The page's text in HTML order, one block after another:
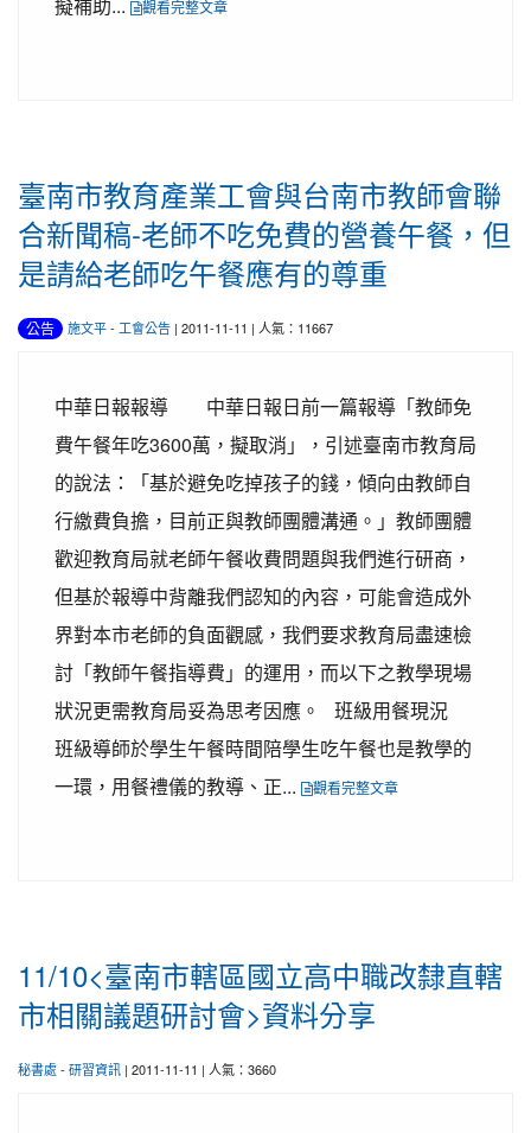
觀看完整文章
臺南市教育產業工會與台南市教師會聯
合新聞稿-老師不吃免費的營養午餐，但
是請給老師吃午餐應有的尊重
公告 施文平- 工會公告 | 2011-11-11 | 人氣：11667
中華日報報導 中華日報日前一篇報導「教師免
費午餐年吃3600萬，擬取消」，引述臺南市教育局
的說法：「基於避免吃掉孩子的錢，傾向由教師自
行繳費負擔，目前正與教師團體溝通。」教師團體
歡迎教育局就老師午餐收費問題與我們進行研商，
但基於報導中背離我們認知的內容，可能會造成外
界對本市老師的負面觀感，我們要求教育局盡速檢
討「教師午餐指導費」的運用，而以下之教學現場
狀況更需教育局妥為思考因應。 班級用餐現況
班級導師於學生午餐時間陪學生吃午餐也是教學的
一環，用餐禮儀的教導、正...
觀看完整文章
11/10<臺南市轄區國立高中職改隸直轄
市相關議題研討會>資料分享
秘書處- 研習資訊 | 2011-11-11 | 人氣：3660